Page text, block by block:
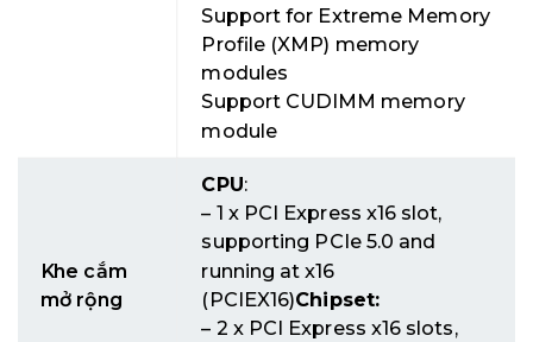
Support for Extreme Memory
Profile (XMP) memory
modules
Support CUDIMM memory
module
Khe cắm
mở rộng
CPU:
– 1 x PCI Express x16 slot,
supporting PCIe 5.0 and
running at x16
(PCIEX16)Chipset:
– 2 x PCI Express x16 slots,